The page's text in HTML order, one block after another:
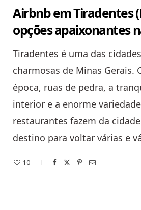
Airbnb em Tiradentes
opções apaixonantes
Tiradentes é uma das
charmosas de Minas Gerais.
época, ruas de pedra, a
interior e a enorme
restaurantes fazem da
destino para voltar várias e
10